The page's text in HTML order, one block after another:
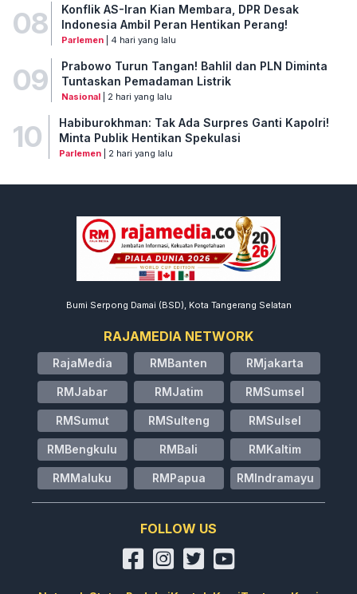
08
Konflik AS-Iran Kian Membara, DPR Desak
Indonesia Ambil Peran Hentikan Perang!
Parlemen| 4 hari yang lalu
09
Prabowo Turun Tangan! Bahlil dan PLN Diminta
Tuntaskan Pemadaman Listrik
Nasional| 2 hari yang lalu
10
Habiburokhman: Tak Ada Surpres Ganti Kapolri!
Minta Publik Hentikan Spekulasi
Parlemen| 2 hari yang lalu
Bumi Serpong Damai (BSD), Kota Tangerang Selatan
RAJAMEDIA NETWORK
RajaMedia RMBanten RMjakarta
RMJabar RMJatim RMSumsel
RMSumut RMSulteng RMSulsel
RMBengkulu RMBali RMKaltim
RMMaluku RMPapua RMIndramayu
FOLLOW US